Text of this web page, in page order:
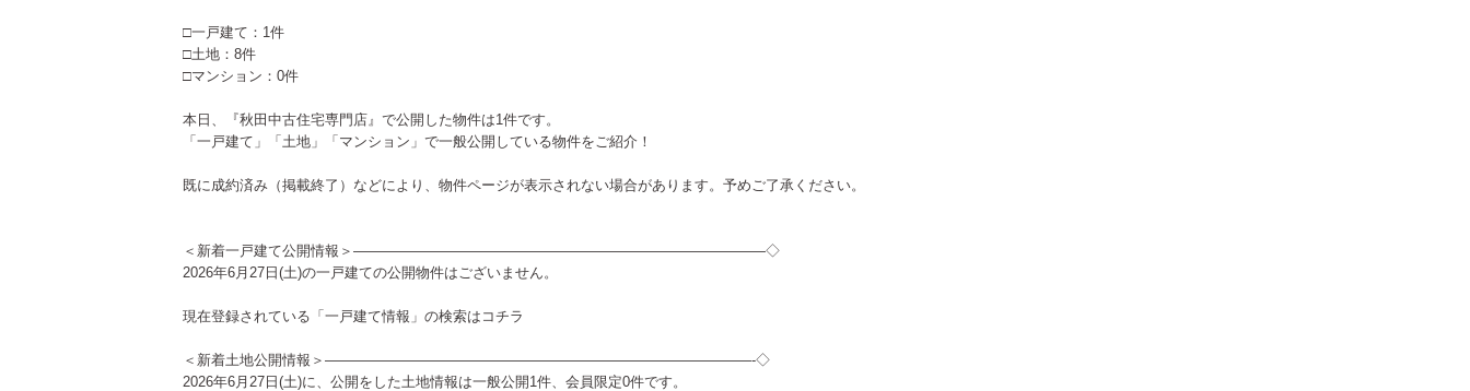
□一戸建て：1件
□土地：8件
□マンション：0件
本日、『秋田中古住宅専門店』で公開した物件は1件です。
「一戸建て」「土地」「マンション」で一般公開している物件をご紹介！
既に成約済み（掲載終了）などにより、物件ページが表示されない場合があります。予めご了承ください。
＜新着一戸建て公開情報＞—————————————————————————————◇
2026年6月27日(土)の一戸建ての公開物件はございません。
現在登録されている「一戸建て情報」の検索は コチラ
＜新着土地公開情報＞——————————————————————————————-◇
2026年6月27日(土)に、公開をした土地情報は一般公開1件、会員限定0件です。